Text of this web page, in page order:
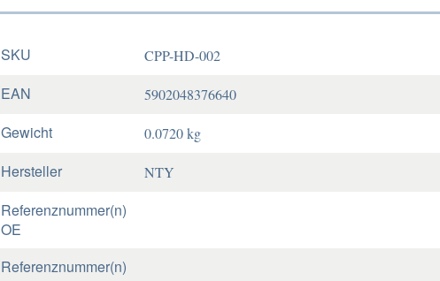
SKU CPP-HD-002
EAN 5902048376640
Gewicht 0.0720 kg
Hersteller NTY
Referenznummer(n)
OE
Referenznummer(n)